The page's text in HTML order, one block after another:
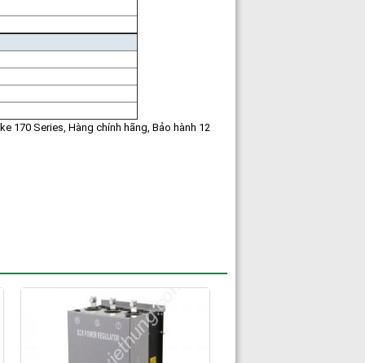
170 Series, Hàng chính hãng, Bảo hành 12